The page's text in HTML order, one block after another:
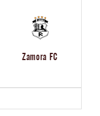
Zamora FC